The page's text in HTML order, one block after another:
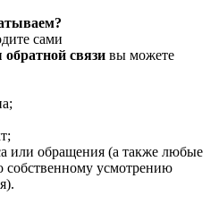
сами
связи вы можете
или обращения (а также любые
усмотрению